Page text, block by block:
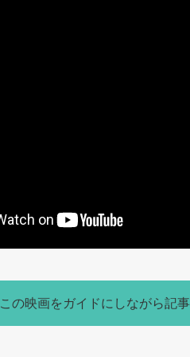
この映画をガイドにしながら記